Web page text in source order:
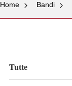
Home Bandi
Tutte